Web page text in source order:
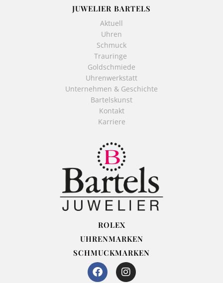
JUWELIER BARTELS
Aktuell
Uhren
Schmuck
Trauringe
Goldschmiede
Uhrenwerkstatt
Unternehmen & Geschichte
Bartelskunst
Kontakt
Karriere
ROLEX
UHRENMARKEN
SCHMUCKMARKEN
F
a
I
n